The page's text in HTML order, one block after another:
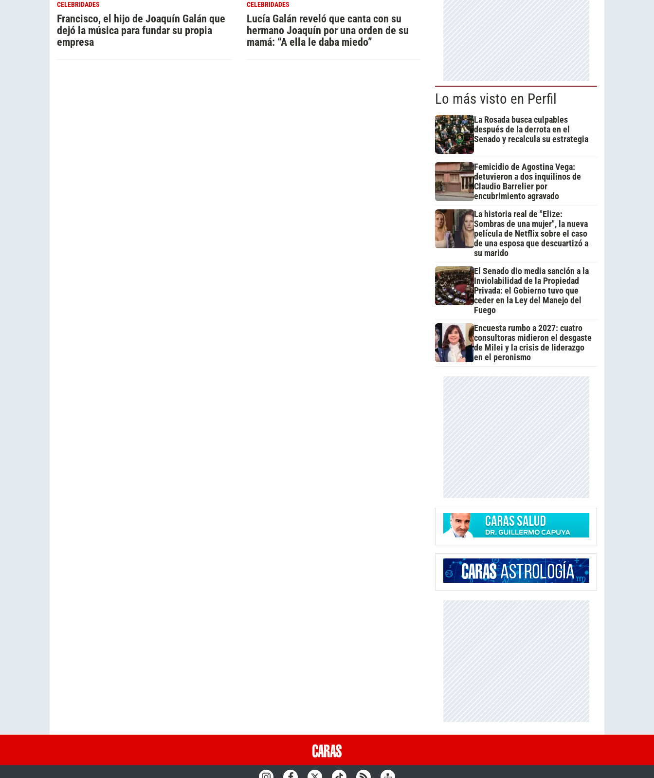
CELEBRIDADES
Francisco, el hijo de Joaquín Galán que
dejó la música para fundar su propia
empresa
CELEBRIDADES
Lucía Galán reveló que canta con su
hermano Joaquín por una orden de su
mamá: “A ella le daba miedo”
Lo más visto en Perfil
La Rosada busca culpables
después de la derrota en el
Senado y recalcula su estrategia
Femicidio de Agostina Vega:
detuvieron a dos inquilinos de
Claudio Barrelier por
encubrimiento agravado
La historia real de "Elize:
Sombras de una mujer", la nueva
película de Netflix sobre el caso
de una esposa que descuartizó a
su marido
El Senado dio media sanción a la
Inviolabilidad de la Propiedad
Privada: el Gobierno tuvo que
ceder en la Ley del Manejo del
Fuego
Encuesta rumbo a 2027: cuatro
consultoras midieron el desgaste
de Milei y la crisis de liderazgo
en el peronismo